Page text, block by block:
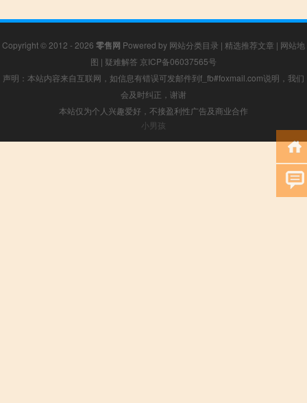
Copyright © 2012 - 2026 零售网 Powered by 网站分类目录 | 精选推荐文章 | 网站地
图 | 疑难解答 京ICP备06037565号
声明：本站内容来自互联网，如信息有错误可发邮件到f_fb#foxmail.com说明，我们
会及时纠正，谢谢
本站仅为个人兴趣爱好，不接盈利性广告及商业合作
小男孩